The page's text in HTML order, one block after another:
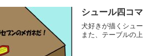
シュール四コ
犬好きが描くシュ
また、テーブルの